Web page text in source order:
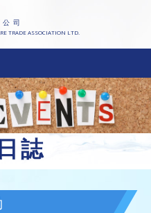
司
TRADE ASSOCIATION LTD.
誌